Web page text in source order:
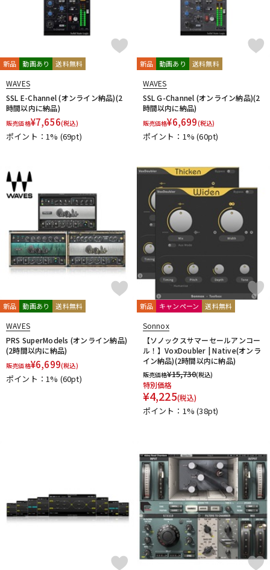
新品 動画あり 送料無料
WAVES
SSL E-Channel (オンライン納品)(2
時間以内に納品)
販売価格¥7,656(税込)
ポイント：1% (69pt)
新品 動画あり 送料無料
WAVES
SSL G-Channel (オンライン納品)(2
時間以内に納品)
販売価格¥6,699(税込)
ポイント：1%(60pt)
新品 動画あり 送料無料
WAVES
PRS SuperModels (オンライン納品)
(2時間以内に納品)
販売価格¥6,699(税込)
ポイント：1% (60pt)
新品 キャンペーン 送料無料
Sonnox
【ソノックスサマーセールアンコー
ル！】VoxDoubler | Native(オンラ
イン納品)(2時間以内に納品)
販売価格¥15,730(税込)
特別価格
¥4,225(税込)
ポイント：1%(38pt)